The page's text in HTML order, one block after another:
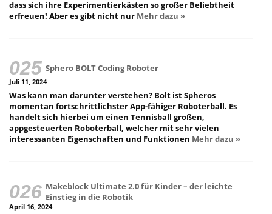
dass sich ihre Experimentierkästen so großer Beliebtheit
erfreuen! Aber es gibt nicht nur Mehr dazu »
Sphero BOLT Coding Roboter
Juli 11, 2024
Was kann man darunter verstehen? Bolt ist Spheros
momentan fortschrittlichster App-fähiger Roboterball. Es
handelt sich hierbei um einen Tennisball großen,
appgesteuerten Roboterball, welcher mit sehr vielen
interessanten Eigenschaften und Funktionen Mehr dazu »
Makeblock Ultimate 2.0 für Kinder – der leichte
Einstieg in die Robotik
April 16, 2024